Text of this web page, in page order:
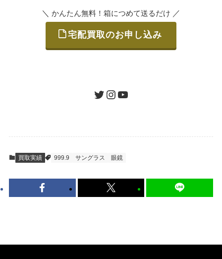
ご発送
査定結果のご承認 / 入金
到着即日に査定いたします。買取金額にご納
得いただければ、最短即日の入金が可能で
＼ かんたん無料！箱につめて送るだけ ／
宅配買取のお申し込み
ツイッターインスタグラムユーチューブ
買取実績 999.9 サングラス 眼鏡